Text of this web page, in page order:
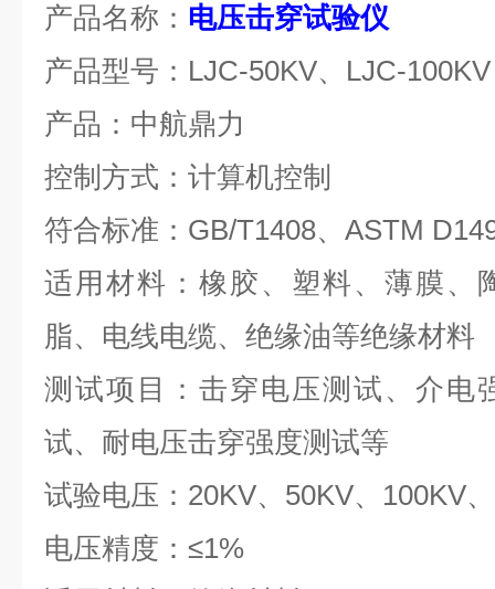
产品名称： 电压击穿试验仪
产品型号：LJC-50KV、LJC-100KV
产品：中航鼎力
控制方式：计算机控制
符合标准：GB/T1408、ASTM
适用材料：橡胶、塑料、薄膜、
脂、电线电缆、绝缘油等绝缘材料
测试项目：击穿电压测试、介电
试、耐电压击穿强度测试等
试验电压：20KV、50KV、100KV
电压精度：≤1%